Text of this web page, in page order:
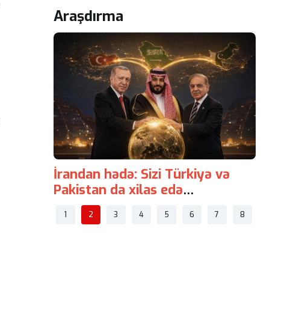
Araşdırma
İrandan hədə: Sizi Türkiyə və
Pakistan da xilas edə
bilməyəcək
1 2 3 4 5 6 7 8